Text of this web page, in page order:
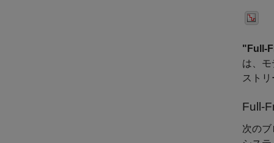
"Full-
は、
スト
Full-
次の